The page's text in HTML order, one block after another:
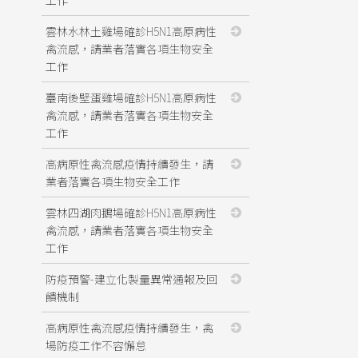
雲林水林土雞場確診H5N1高原病性
禽流感，請業者落實各項生物安全
工作
臺南後壁蛋雞場確診H5N1高原病性
禽流感，請業者落實各項生物安全
工作
高病原性禽流感疫情持續發生，請
業者落實各項生物安全工作
雲林四湖肉鵝場確診H5N1高原病性
禽流感，請業者落實各項生物安全
工作
防疫預警-建立化製量異常通報及回
饋機制
高病原性禽流感疫情持續發生，禽
場防疫工作不容懈怠